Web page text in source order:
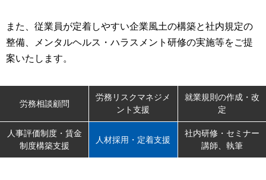
また、従業員が定着しやすい企業風土の構築と社内規定の
整備、メンタルヘルス・ハラスメント研修の実施等をご提
案いたします。
労務相談顧問
労務リスクマネジメ
ント支援
就業規則の作成・改
定
人事評価制度・賃金
制度構築支援
人材採用・定着支援
社内研修・セミナー
講師、執筆